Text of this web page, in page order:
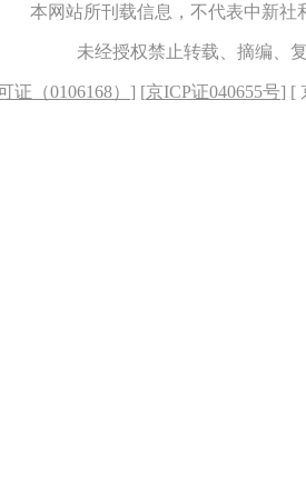
本网站所刊载信息，不代表中新
未经授权禁止转载、摘编、
证（0106168） ] [京ICP证040655号] [